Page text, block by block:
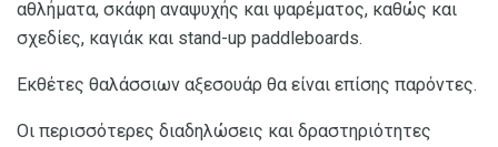
αθλήματα, σκάφη αναψυχής και ψαρέματος, καθώς και
σχεδίες, καγιάκ και stand-up paddleboards.
Εκθέτες θαλάσσιων αξεσουάρ θα είναι επίσης παρόντες.
Οι περισσότερες διαδηλώσεις και δραστηριότητες